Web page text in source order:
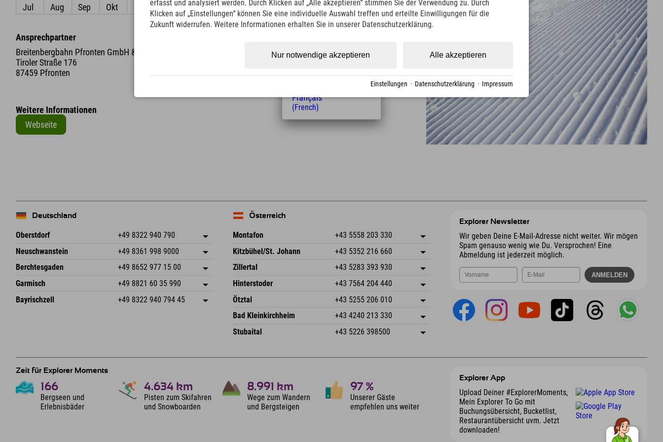
Jul
Aug Sep Okt Dez
Ansprechpartner
Breitenbergbahn Pfronten GmbH & Co. KG
Tiroler Straße 176
87459 Pfronten
10 km 16
Weitere Informationen
Webseite
Deutschland
Oberstdorf +49 8322 940 790
An der Breitach 3
Deutschland
Adresse speichern
Buchen
Neuschwanstein +49 8361 998 9000
An der Riese 45
87484 Nesselwang im Allgäu
Deutschland
Adresse speichern
Buchen
Berchtesgaden +49 8652 977 15 00
Hofreitstr. 7
Deutschland
Adresse speichern
Buchen
Garmisch +49 8821 60 35 990
Frickenstraße 22
82490 Farchant
Adresse speichern
Bayrischzell +49 8322 940 794 45
Österreich
Montafon +43 5558 203 330
Dorfstr. 127b
6793 Gaschurn/Montafon
Österreich
Adresse speichern
Buchen
Kitzbühel/St. Johann +43 5352 216 660
Speckbacherstraße 87
Österreich
Adresse speichern
Buchen
Zillertal +43 5283 393 930
Schmiedau 2
Österreich
Adresse speichern
Buchen
Hinterstoder +43 7564 204 440
Freizeitpark 10
Österreich
Adresse speichern
Buchen
Ötztal +43 5255 206 010
Gscheat 14
Österreich
Adresse speichern
Buchen
Bad Kleinkirchheim +43 4240 213 330
Dorfstraße 24
Adresse speichern
Mail senden
Stubaital +43 5226 398500
Explorer Newsletter
Wir geben Deine E-Mail-Adresse nicht weiter. Wir mögen
Spam genauso wenig wie Du. Versprochen! Eine
Abmeldung ist jederzeit möglich.
Explorer App
Upload Deiner #ExplorerMoments,
Mein Explorer To Go mit
Buchungsübersicht, Bucketlist,
Restaurantübersicht uvm. Jetzt
downloaden!
Zeit für Explorer Moments
166
Bergseen und
Erlebnisbäder
4.634 km
Pisten zum Skifahren
und Snowboarden
8.991 km
Wege zum Wandern
und Bergsteigen
97 %
Unserer Gäste
empfehlen uns weiter
erfasst und analysiert werden. Durch Klicken auf „Alle akzeptieren“ stimmen Sie der Verwendung zu. Durch
Klicken auf „Einstellungen“ können Sie eine individuelle Auswahl treffen und erteilte Einwilligungen für die
Zukunft widerrufen. Weitere Informationen erhalten Sie in unserer Datenschutzerklärung.
Alle akzeptieren
Nur notwendige akzeptieren
Einstellungen · Datenschutzerklärung · Impressum
(Italian)
Čeština
(Czech)
Magyar
Nederlands
Français
(French)